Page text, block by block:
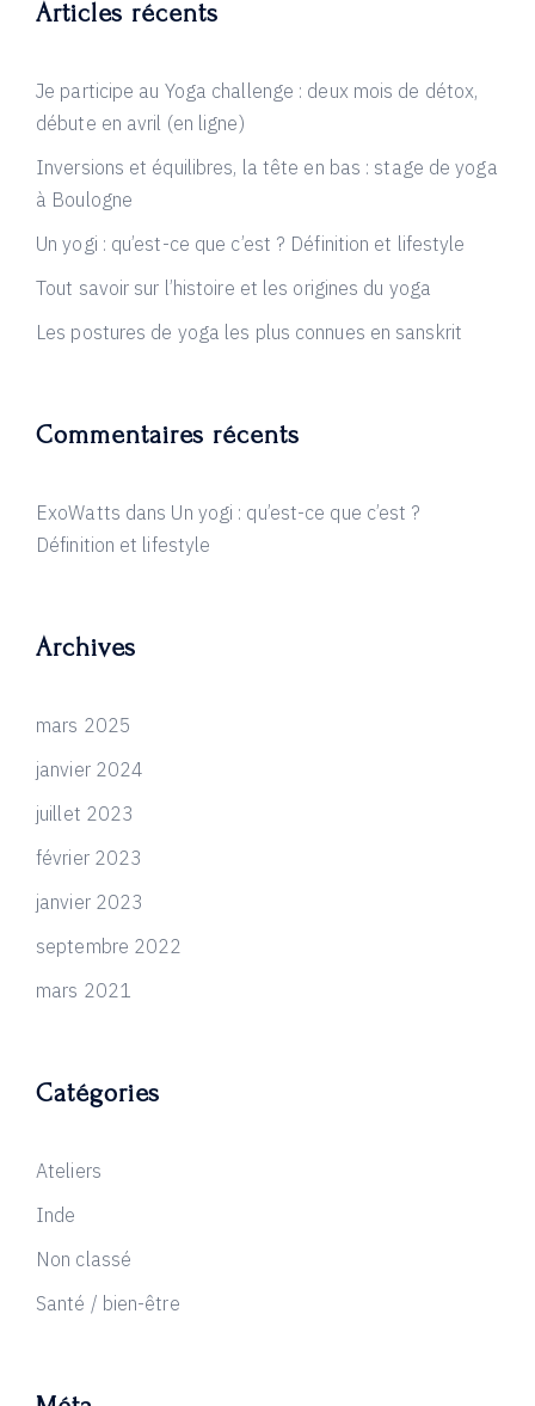
Articles récents
Je participe au Yoga challenge : deux mois de détox,
débute en avril (en ligne)
Inversions et équilibres, la tête en bas : stage de yoga
à Boulogne
Un yogi : qu’est-ce que c’est ? Définition et lifestyle
Tout savoir sur l’histoire et les origines du yoga
Les postures de yoga les plus connues en sanskrit
Commentaires récents
ExoWatts dans Un yogi : qu’est-ce que c’est ?
Définition et lifestyle
Archives
mars 2025
janvier 2024
juillet 2023
février 2023
janvier 2023
septembre 2022
mars 2021
Catégories
Ateliers
Inde
Non classé
Santé / bien-être